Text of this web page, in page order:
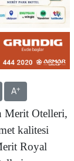
A+
Merit Otelleri,
kalitesi
Royal